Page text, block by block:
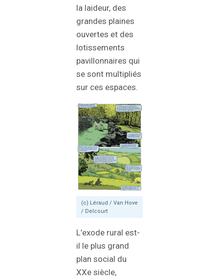
la laideur, des
grandes plaines
ouvertes et des
lotissements
pavillonnaires qui
se sont multipliés
sur ces espaces.
(c) Léraud / Van Hove
/ Delcourt
L’exode rural est-
il le plus grand
plan social du
XXe siècle,